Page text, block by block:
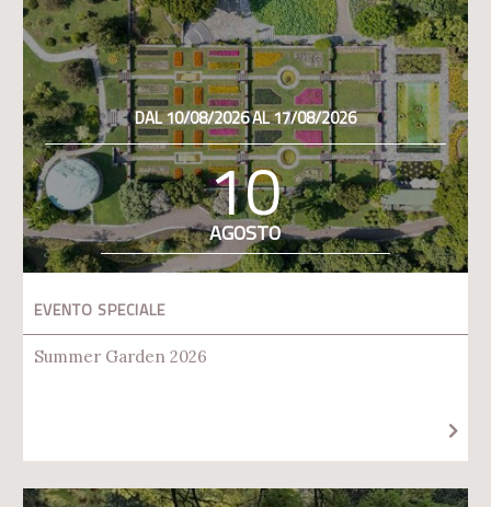
DAL 10/08/2026 AL 17/08/2026
10
AGOSTO
EVENTO SPECIALE
Summer Garden 2026